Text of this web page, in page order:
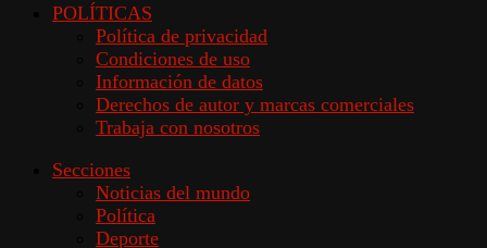
POLÍTICAS
Política de privacidad
Condiciones de uso
Información de datos
Derechos de autor y marcas comerciales
Trabaja con nosotros
Secciones
Noticias del mundo
Política
Deporte